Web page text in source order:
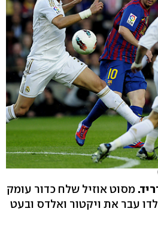
מסוט אוזיל שלח כדור עומק
עבר את ויקטור ואלדס ובעט